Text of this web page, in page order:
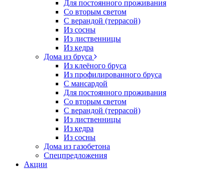
Для постоянного проживания
Со вторым светом
С верандой (террасой)
Из сосны
Из лиственницы
Из кедра
Дома из бруса
Из клеёного бруса
Из профилированного бруса
С мансардой
Для постоянного проживания
Со вторым светом
С верандой (террасой)
Из лиственницы
Из кедра
Из сосны
Дома из газобетона
Спецпредложения
Акции